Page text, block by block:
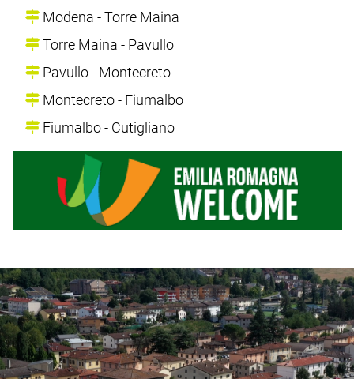
Modena - Torre Maina
Torre Maina - Pavullo
Pavullo - Montecreto
Montecreto - Fiumalbo
Fiumalbo - Cutigliano